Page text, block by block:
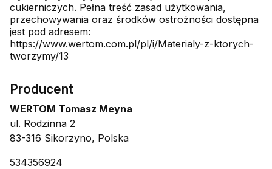
cukierniczych. Pełna treść zasad użytkowania,
przechowywania oraz środków ostrożności dostępna
jest pod adresem:
https://www.wertom.com.pl/pl/i/Materialy-z-ktorych-
tworzymy/13
Producent
WERTOM Tomasz Meyna
ul. Rodzinna 2
83-316 Sikorzyno, Polska
534356924